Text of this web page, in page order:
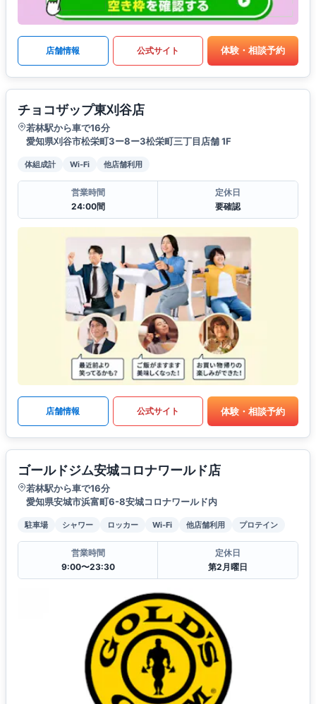
店舗情報 公式サイト 体験・相談予約
チョコザップ東刈谷店
若林駅から車で16分
愛知県刈谷市松栄町3ー8ー3松栄町三丁目店舗 1F
体組成計 Wi-Fi 他店舗利用
営業時間
24:00間
定休日
要確認
店舗情報 公式サイト 体験・相談予約
ゴールドジム安城コロナワールド店
若林駅から車で16分
愛知県安城市浜富町6-8安城コロナワールド内
駐車場 シャワー ロッカー Wi-Fi 他店舗利用 プロテイン
営業時間
9:00〜23:30
定休日
第2月曜日